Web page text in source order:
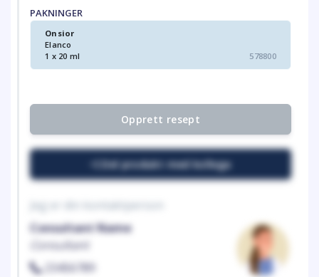
PAKNINGER
Onsior
Elanco
1 x 20 ml
578800
Opprett resept
Del produkt med kollega
Jeg er din kontaktperson
Consultant Name
Consultant
23456789